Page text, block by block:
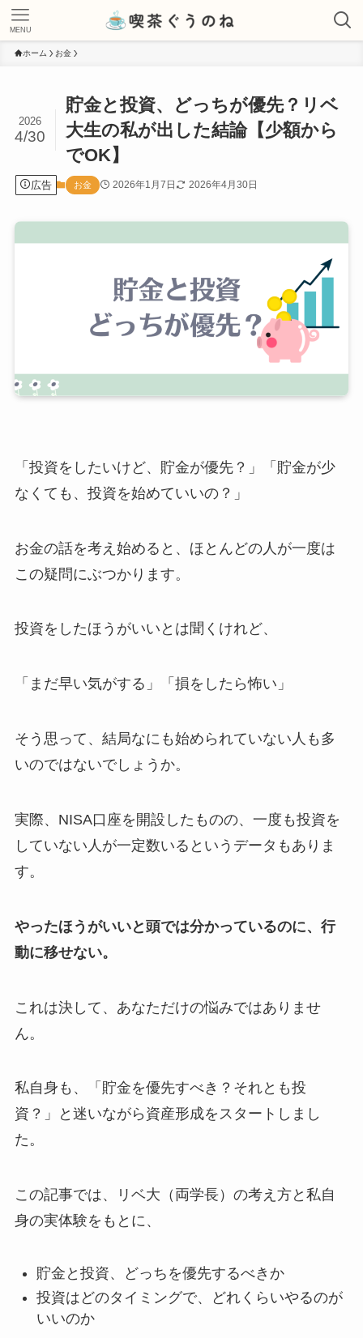
MENU
ホーム お金
貯金と投資、どっちが優先？リベ
大生の私が出した結論【少額から
でOK】
2026
4/30
広告 お金 2026年1月7日 2026年4月30日
「投資をしたいけど、貯金が優先？」「貯金が少
なくても、投資を始めていいの？」
お金の話を考え始めると、ほとんどの人が一度は
この疑問にぶつかります。
投資をしたほうがいいとは聞くけれど、
「まだ早い気がする」「損をしたら怖い」
そう思って、結局なにも始められていない人も多
いのではないでしょうか。
実際、NISA口座を開設したものの、一度も投資を
していない人が一定数いるというデータもありま
す。
やったほうがいいと頭では分かっているのに、行
動に移せない。
これは決して、あなただけの悩みではありませ
ん。
私自身も、「貯金を優先すべき？それとも投
資？」と迷いながら資産形成をスタートしまし
た。
この記事では、リベ大（両学長）の考え方と私自
身の実体験をもとに、
貯金と投資、どっちを優先するべきか
投資はどのタイミングで、どれくらいやるのが
いいのか